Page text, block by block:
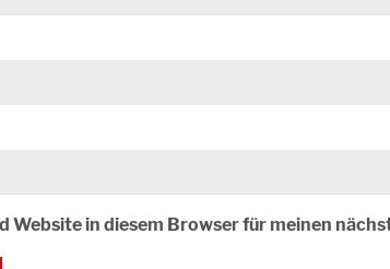
Website in diesem Browser für meinen